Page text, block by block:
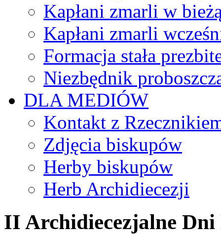
Kapłani zmarli w
Kapłani zmarli
Formacja stała
Niezbędnik
DLA MEDIÓW
Kontakt z
Zdjęcia biskupów
Herby biskupów
Herb Archidiecezji
II Archidiecezjalne